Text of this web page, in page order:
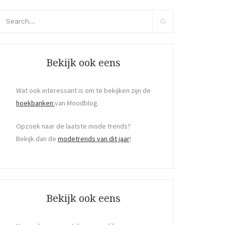
Bekijk ook eens
Wat ook interessant is om te bekijken zijn de
hoekbanken van Moodblog.
Opzoek naar de laatste mode trends?
Bekijk dan de modetrends van dit jaar!
Bekijk ook eens